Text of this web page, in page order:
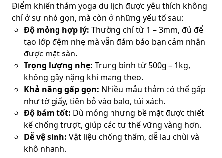
Điểm khiến thảm yoga du lịch được yêu thích không
chỉ ở sự nhỏ gọn, mà còn ở những yếu tố sau:
Độ mỏng hợp lý: Thường chỉ từ 1 – 3mm, đủ để
tạo lớp đệm nhẹ mà vẫn đảm bảo bạn cảm nhận
được mặt sàn.
Trọng lượng nhẹ: Trung bình từ 500g – 1kg,
không gây nặng khi mang theo.
Khả năng gấp gọn: Nhiều mẫu thảm có thể gấp
như tờ giấy, tiện bỏ vào balo, túi xách.
Độ bám tốt: Dù mỏng nhưng bề mặt được thiết
kế chống trượt, giúp các tư thế vững vàng hơn.
Dễ vệ sinh: Vật liệu chống thấm, dễ lau chùi và
khô nhanh.